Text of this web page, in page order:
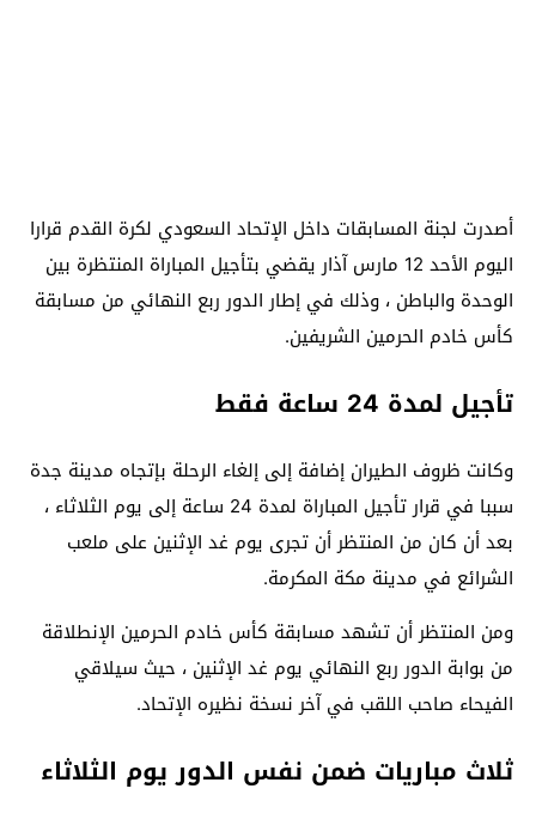
أصدرت لجنة المسابقات داخل الإتحاد السعودي لكرة القدم قرارا
اليوم الأحد 12 مارس آذار يقضي بتأجيل المباراة المنتظرة بين
الوحدة والباطن ، وذلك في إطار الدور ربع النهائي من مسابقة
كأس خادم الحرمين الشريفين.
تأجيل لمدة 24 ساعة فقط
وكانت ظروف الطيران إضافة إلى إلغاء الرحلة بإتجاه مدينة جدة
سببا في قرار تأجيل المباراة لمدة 24 ساعة إلى يوم الثلاثاء ،
بعد أن كان من المنتظر أن تجرى يوم غد الإثنين على ملعب
الشرائع في مدينة مكة المكرمة.
ومن المنتظر أن تشهد مسابقة كأس خادم الحرمين الإنطلاقة
من بوابة الدور ربع النهائي يوم غد الإثنين ، حيث سيلاقي
الفيحاء صاحب اللقب في آخر نسخة نظيره الإتحاد.
ثلاث مباريات ضمن نفس الدور يوم الثلاثاء